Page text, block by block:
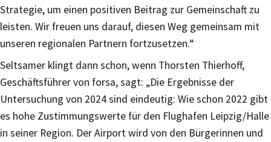
Strategie, um einen positiven Beitrag zur Gemeinschaft zu
leisten. Wir freuen uns darauf, diesen Weg gemeinsam mit
unseren regionalen Partnern fortzusetzen.“
Seltsamer klingt dann schon, wenn Thorsten Thierhoff,
Geschäftsführer von forsa, sagt: „Die Ergebnisse der
Untersuchung von 2024 sind eindeutig: Wie schon 2022 gibt
es hohe Zustimmungswerte für den Flughafen Leipzig/Halle
in seiner Region. Der Airport wird von den Bürgerinnen und